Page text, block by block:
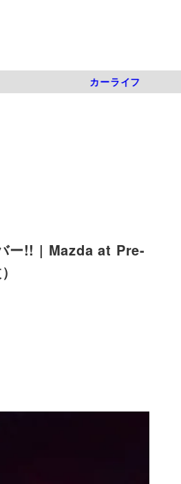
カーライフ
ー!! | Mazda at Pre-